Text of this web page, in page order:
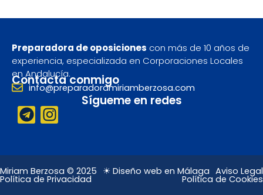
Preparadora de oposiciones con más de 10 años de
experiencia, especializada en Corporaciones Locales
en Andalucía.
Contacta conmigo
info@preparadoramiriamberzosa.com
Sígueme en redes
T
e
e
g
r
I
n
t
a
g
Miriam Berzosa © 2025 ☀ Diseño web en Málaga Aviso Legal
Política de Privacidad Política de Cookies